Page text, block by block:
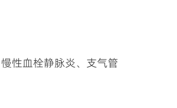
性血栓静脉炎、支气管